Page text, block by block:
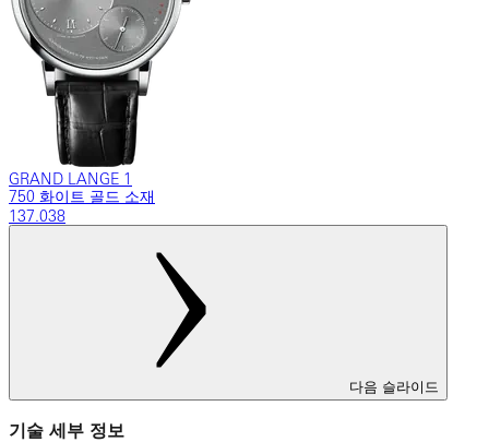
GRAND LANGE 1
750 화이트 골드 소재
137.038
다음 슬라이드
기술 세부 정보